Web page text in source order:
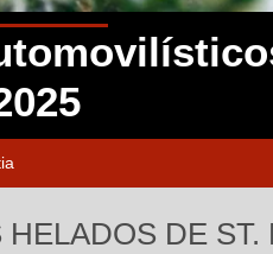
DE ST.